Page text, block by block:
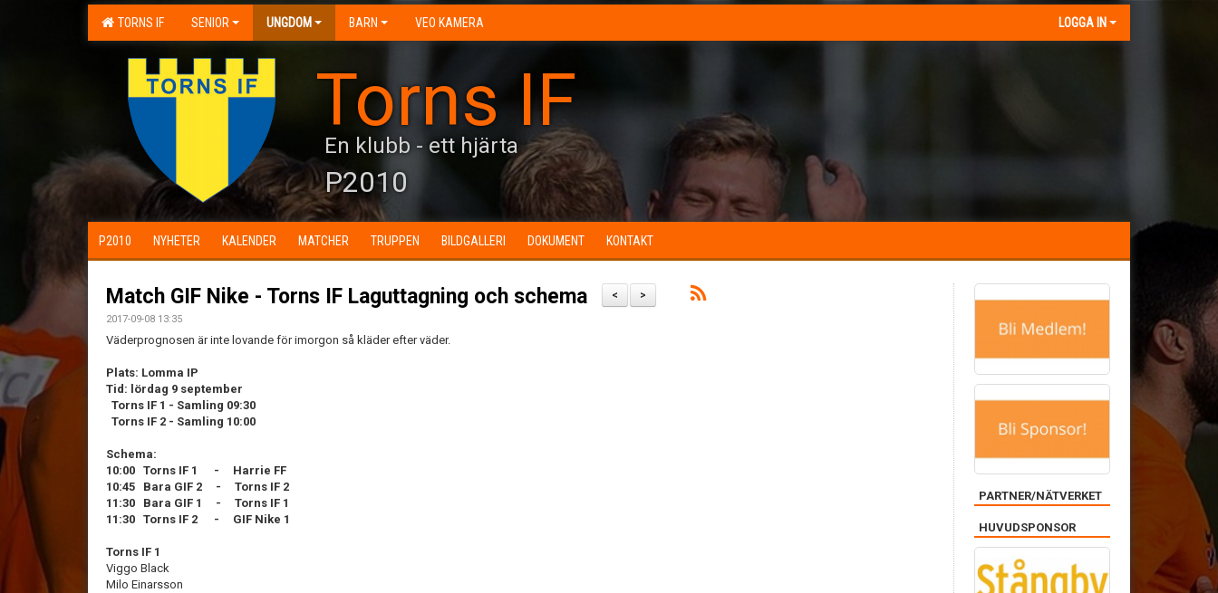
TORNS IF SENIOR UNGDOM BARN VEO KAMERA LOGGA IN
Torns IF
En klubb - ett hjärta
P2010
P2010 NYHETER KALENDER MATCHER TRUPPEN BILDGALLERI DOKUMENT KONTAKT
>
<
Match GIF Nike - Torns IF Laguttagning och schema
2017-09-08 13:35
Väderprognosen är inte lovande för imorgon så kläder efter väder.
Plats: Lomma IP
Tid: lördag 9 september
Torns IF 1 - Samling 09:30
Torns IF 2 - Samling 10:00
Schema:
10:00 Torns IF 1 - Harrie FF
10:45 Bara GIF 2 - Torns IF 2
11:30 Bara GIF 1 - Torns IF 1
11:30 Torns IF 2 - GIF Nike 1
Torns IF 1
Viggo Black
Milo Einarsson
PARTNER/NÄTVERKET
HUVUDSPONSOR